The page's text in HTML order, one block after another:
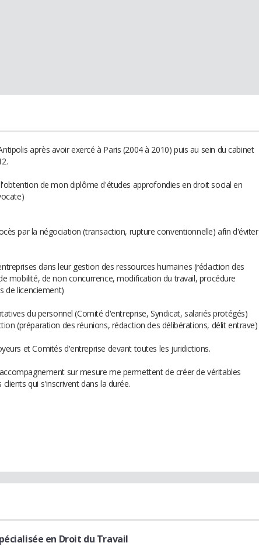
après avoir exercé à Paris (2004 à 2010) puis au sein du cabinet
de mon diplôme d'études approfondies en droit social en
par la négociation (transaction, rupture conventionnelle) afin d'éviter
dans leur gestion des ressources humaines (rédaction des
mobilité, de non concurrence, modification du travail, procédure
de licenciement)
du personnel (Comité d'entreprise, Syndicat, salariés protégés)
(préparation des réunions, rédaction des délibérations, délit entrave)
et Comités d'entreprise devant toutes les juridictions.
sur mesure me permettent de créer de véritables
qui s'inscrivent dans la durée.
en Droit du Travail